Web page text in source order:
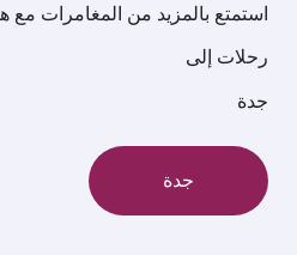
استمتع بالمزيد من المغامرات مع
رحلات إلى
جدة
جدة